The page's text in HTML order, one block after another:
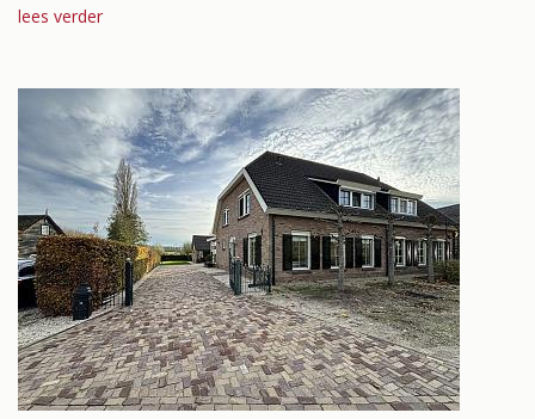
het eindresultaat. Het legverband bepaalt mede of je tuin
het een en wanneer juist voor het ander? In deze blog
vertellen we je alles over de meest gebruikte
legverbanden.
lees verder